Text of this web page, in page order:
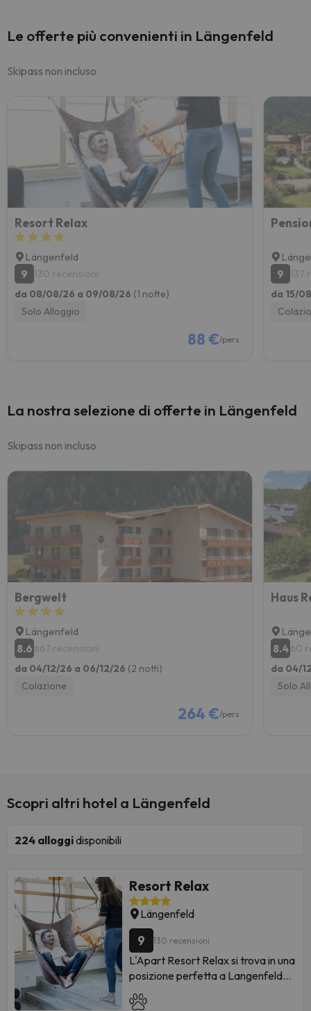
Le offerte più convenienti in Längenfeld
Skipass non incluso
Resort Relax
Längenfeld
9
130 recensioni
da 08/08/26 a 09/08/26 (1 notte)
Solo Alloggio
88 €/pers.
9
137
da 15/
La nostra selezione di offerte in Längenfeld
Skipass non incluso
Bergwelt
Längenfeld
8.6 667 recensioni
da 04/12/26 a 06/12/26 (2 notti)
Colazione
264 €/pers.
Haus
8.460
da 04/
Solo
Scopri altri hotel a Längenfeld
224 alloggidisponibili
Resort Relax
Längenfeld
9 130 recensioni
L'Apart Resort Relax si trova in una
posizione perfetta a Langenfeld
per chi viaggia per affari o per
piacere.<br> L'hotel offre un